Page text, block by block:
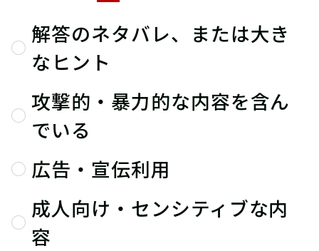
解答のネタバレ、または大き
なヒント
攻撃的・暴力的な内容を含ん
でいる
広告・宣伝利用
成人向け・センシティブな内
容